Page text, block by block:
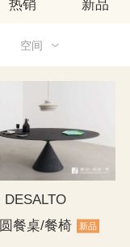
热销 新品
空间
DESALTO
圆餐桌/餐椅
新品